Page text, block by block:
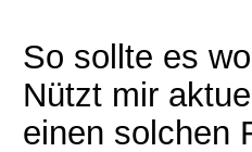
So sollte es
Nützt mir
einen solchen